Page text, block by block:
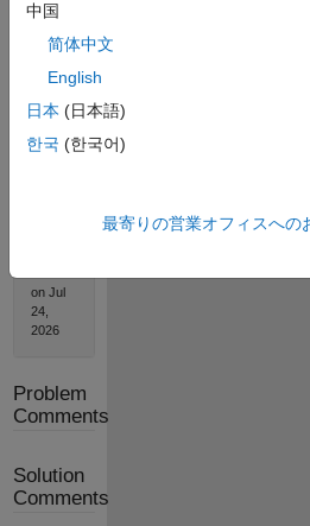
Solution
Solutions
on Jul
24,
2026
Problem
Comments
Solution
Comments
中国
简体中文
English
日本 (日本語)
한국 (한국어)
最寄りの営業オフィスへの